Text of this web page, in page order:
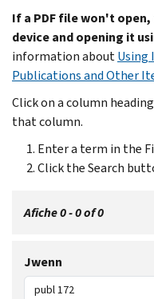
If a PDF file won't
device and opening it
information aboutUsing
Publications and Other
Click on a column
that column.
Enter a term in the
Click the Search
Afiche 0 - 0 of 0
Jwenn